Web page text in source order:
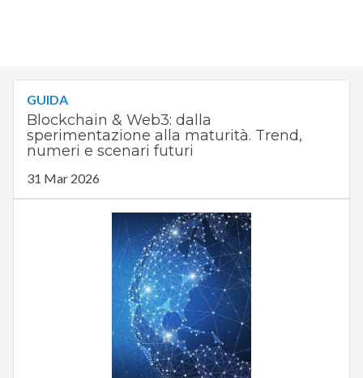
GUIDA
Blockchain & Web3: dalla
sperimentazione alla maturità. Trend,
numeri e scenari futuri
31 Mar 2026